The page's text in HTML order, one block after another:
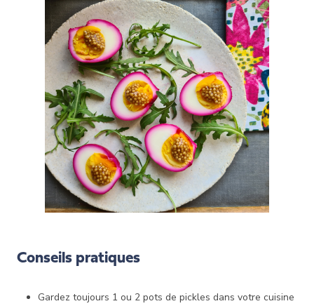
Conseils pratiques
Gardez toujours 1 ou 2 pots de pickles dans votre cuisine